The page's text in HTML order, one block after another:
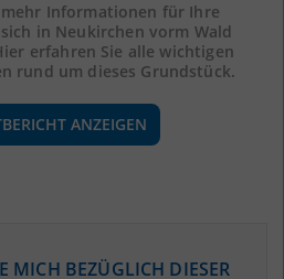
Informationen für Ihre
in Neukirchen vorm Wald
erfahren Sie alle wichtigen
rund um dieses Grundstück.
STANDORTBERICHT ANZEIGEN
MICH BEZÜGLICH DIESER